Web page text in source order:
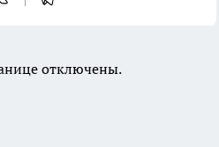
отключены.